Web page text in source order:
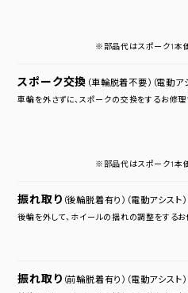
※部品代はスポーク1本
スポーク交換 （車輪脱着不要） （電動ア
車輪を外さずに、スポークの交換をするお修理
※部品代はスポーク1本
振れ取り （後輪脱着有り） （電動アシスト）
後輪を外して、ホイールの揺れの調整をするお
振れ取り （前輪脱着有り） （電動アシスト）